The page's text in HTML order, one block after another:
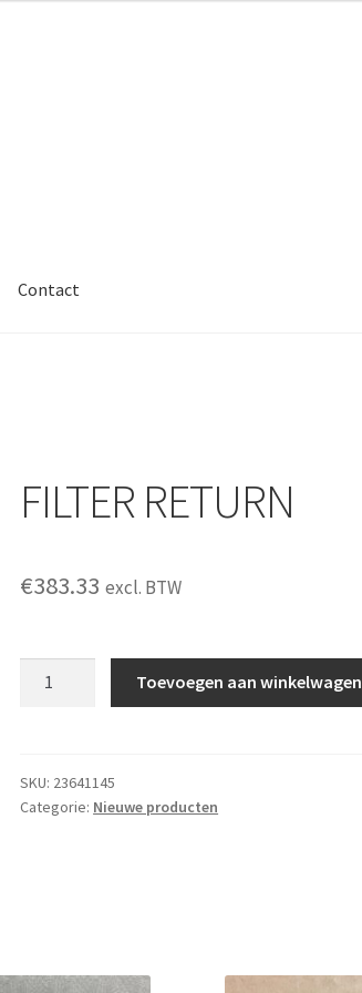
Contact
FILTER RETURN
€383.33 excl. BTW
Toevoegen aan winkelwagen
SKU: 23641145
Categorie: Nieuwe producten